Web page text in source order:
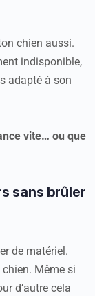
chien aussi.
indisponible,
adapté à son
vite… ou que
sans brûler
de matériel.
Même si
d’autre cela